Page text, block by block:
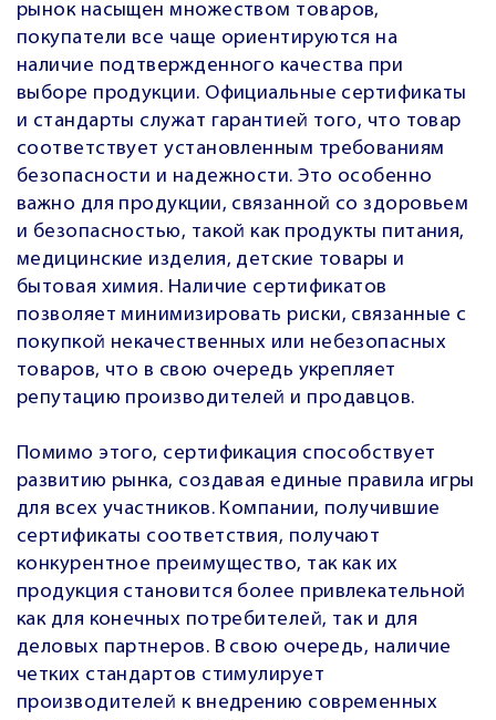
рынок насыщен множеством товаров,
покупатели все чаще ориентируются на
наличие подтвержденного качества при
выборе продукции. Официальные сертификаты
и стандарты служат гарантией того, что товар
соответствует установленным требованиям
безопасности и надежности. Это особенно
важно для продукции, связанной со здоровьем
и безопасностью, такой как продукты питания,
медицинские изделия, детские товары и
бытовая химия. Наличие сертификатов
позволяет минимизировать риски, связанные с
покупкой некачественных или небезопасных
товаров, что в свою очередь укрепляет
репутацию производителей и продавцов.
Помимо этого, сертификация способствует
развитию рынка, создавая единые правила игры
для всех участников. Компании, получившие
сертификаты соответствия, получают
конкурентное преимущество, так как их
продукция становится более привлекательной
как для конечных потребителей, так и для
деловых партнеров. В свою очередь, наличие
четких стандартов стимулирует
производителей к внедрению современных